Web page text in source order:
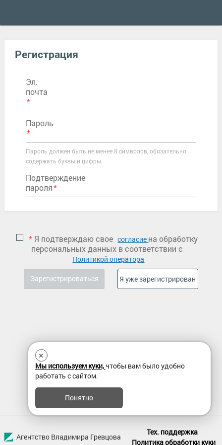
Регистрация
Эл.
почта
Пароль
Пароль должен быть не менее 8 символов, обязательно
содержать буквы и цифры.
Подтверждение
пароля
* Я подтверждаю свое согласие на обработку
персональных данных в соответствии с
Политикой оператора
Агентство Владимира Гревцова
Тех. поддержка
Политика обработки куки
×
Мы используем куки,чтобы вам было удобно
работать с сайтом.
Понятно